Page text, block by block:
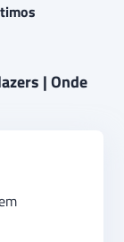
| Onde